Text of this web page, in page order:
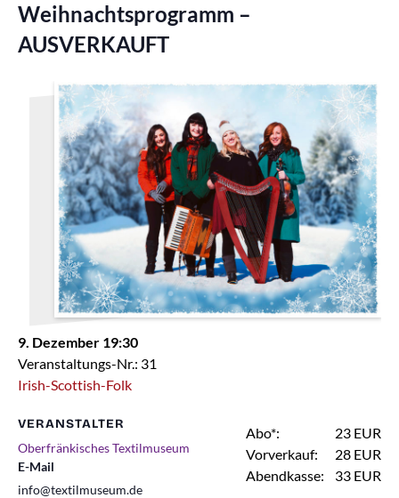
Weihnachtsprogramm –
AUSVERKAUFT
9. Dezember 19:30
Veranstaltungs-Nr.: 31
Irish-Scottish-Folk
VERANSTALTER
Oberfränkisches Textilmuseum
E-Mail
info@textilmuseum.de
Abo*:
23 EUR
Vorverkauf:
28 EUR
Abendkasse:
33 EUR